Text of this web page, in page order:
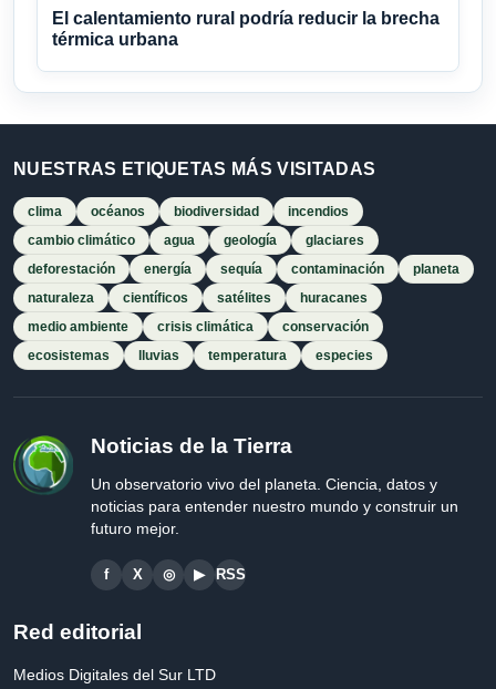
El calentamiento rural podría reducir la brecha
térmica urbana
NUESTRAS ETIQUETAS MÁS VISITADAS
clima océanos biodiversidad
incendios
cambio climático
agua geología
glaciares
deforestación
energía sequía contaminación
planeta
naturaleza
científicos satélites
huracanes
medio ambiente
crisis climática
conservación
ecosistemas
lluvias temperatura especies
Noticias de la Tierra
Un observatorio vivo del planeta. Ciencia, datos y
noticias para entender nuestro mundo y construir un
futuro mejor.
f X ◎ ▶ RSS
Red editorial
Medios Digitales del Sur LTD